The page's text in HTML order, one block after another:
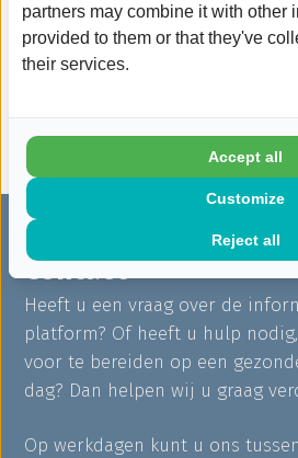
Contact
Heeft u een vraag over de
platform? Of heeft u hulp
voor te bereiden op een
dag? Dan helpen wij u graag
Op werkdagen kunt u ons
partners may combine it with other
provided to them or that they've
their services.
Reject all
Customize
Accept all